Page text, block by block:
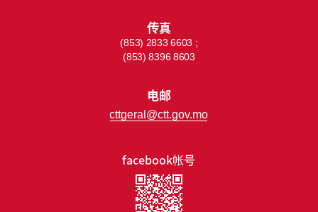
facebook帐号
传真
(853) 2833 6603 ;
(853) 8396 8603
电邮
cttgeral@ctt.gov.mo